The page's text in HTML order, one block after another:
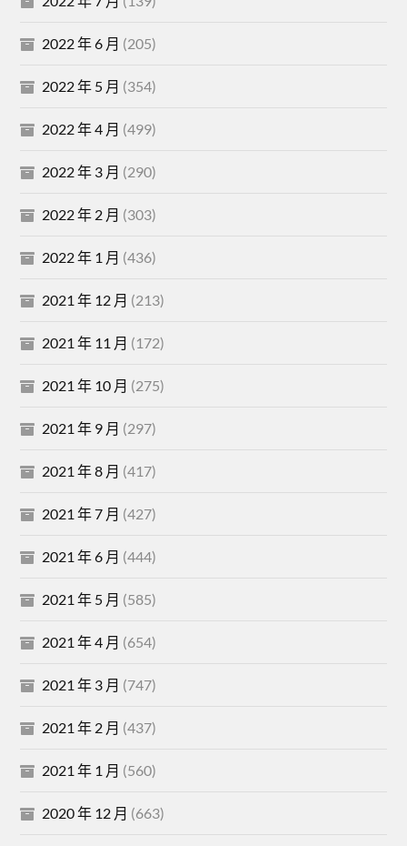
2022 年 6 月 (205)
2022 年 5 月 (354)
2022 年 4 月 (499)
2022 年 3 月 (290)
2022 年 2 月 (303)
2022 年 1 月 (436)
2021 年 12 月 (213)
2021 年 11 月 (172)
2021 年 10 月 (275)
2021 年 9 月 (297)
2021 年 8 月 (417)
2021 年 7 月 (427)
2021 年 6 月 (444)
2021 年 5 月 (585)
2021 年 4 月 (654)
2021 年 3 月 (747)
2021 年 2 月 (437)
2021 年 1 月 (560)
2020 年 12 月 (663)